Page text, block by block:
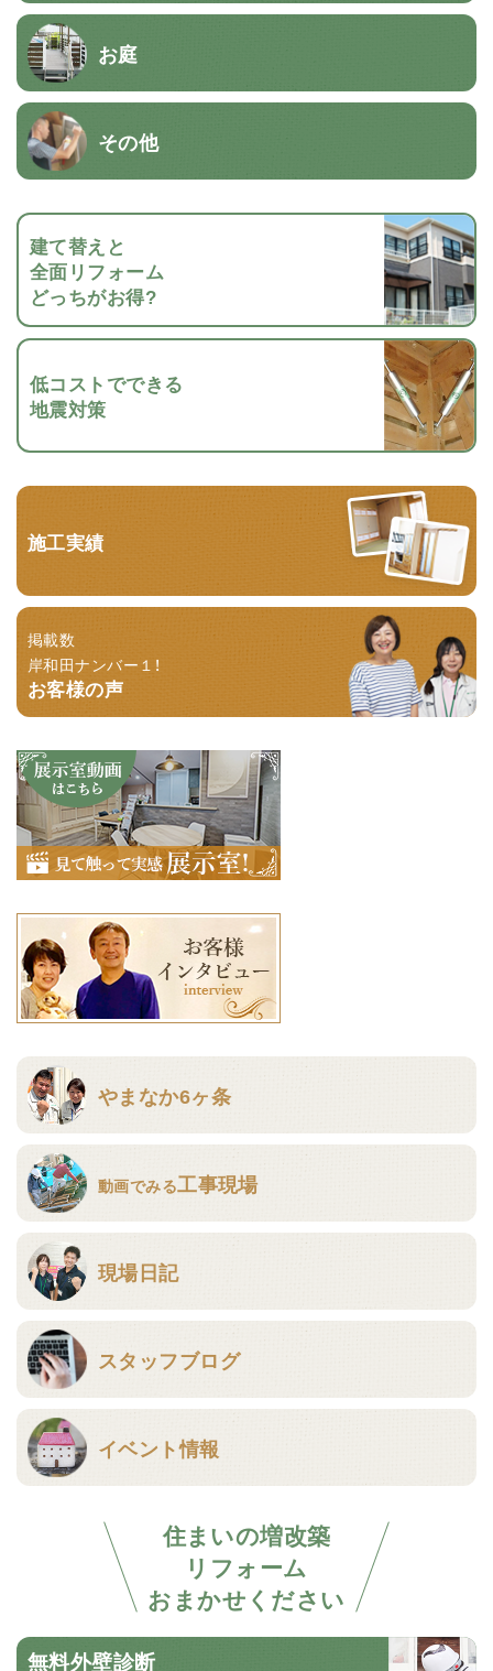
お庭
その他
建て替えと
全面リフォーム
どっちがお得?
低コストでできる
地震対策
施工実績
掲載数
岸和田ナンバー１！
お客様の声
やまなか6ヶ条
動画でみる工事現場
現場日記
スタッフブログ
イベント情報
住まいの増改築
リフォーム
おまかせください
無料外壁診断